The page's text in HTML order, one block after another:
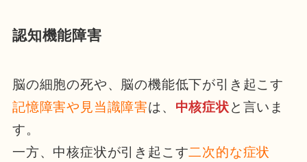
認知機能障害
脳の細胞の死や、脳の機能低下が引き起こす
記憶障害や見当識障害は、 中核症状と言いま
す。
一方、中核症状が引き起こす二次的な症状